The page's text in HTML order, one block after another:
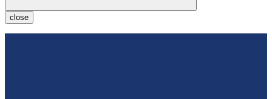
close